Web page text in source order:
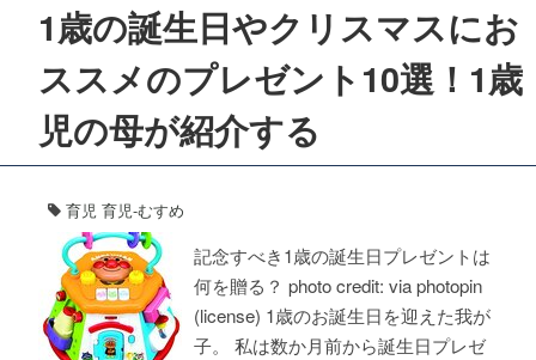
1歳の誕生日やクリスマスにお
ススメのプレゼント10選！1歳
児の母が紹介する
育児 育児-むすめ
記念すべき1歳の誕生日プレゼントは
何を贈る？ photo credit: via photopin
(license) 1歳のお誕生日を迎えた我が
子。 私は数か月前から誕生日プレゼ